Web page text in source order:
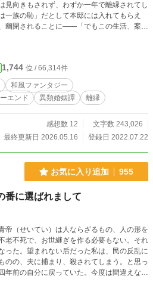
見向きもされず、わずか一年で離縁されてし
一族の恥」だとして本邸には入れてもらえ
幽閉されることに――「でもこの生活、案外
いし、頼もしい乳兄弟も心配してしょっち
の空気は新鮮で食材も豊富。お姫様育ちで
べること大好きな胡蝶の、美味しい引きこ
1,744 位 / 66,314件
和風ファンタジー
エンド 異類婚姻譚 離縁
感想数 12
文字数 243,026
最終更新日 2026.05.16
登録日 2022.07.22
お気に入り追加 955
番に選ばれまして
帝（せいてい）は人ならざるもの、人の形を
不死で、お世継ぎを作る必要もない。それ
った。望まれない后だった私は、民の反乱に
のの、夫に捕まり、殺されてしまう。と思っ
年前の自分に戻っていた。今度は間違えな
）として宮城に連れ戻されてしまう。けれ